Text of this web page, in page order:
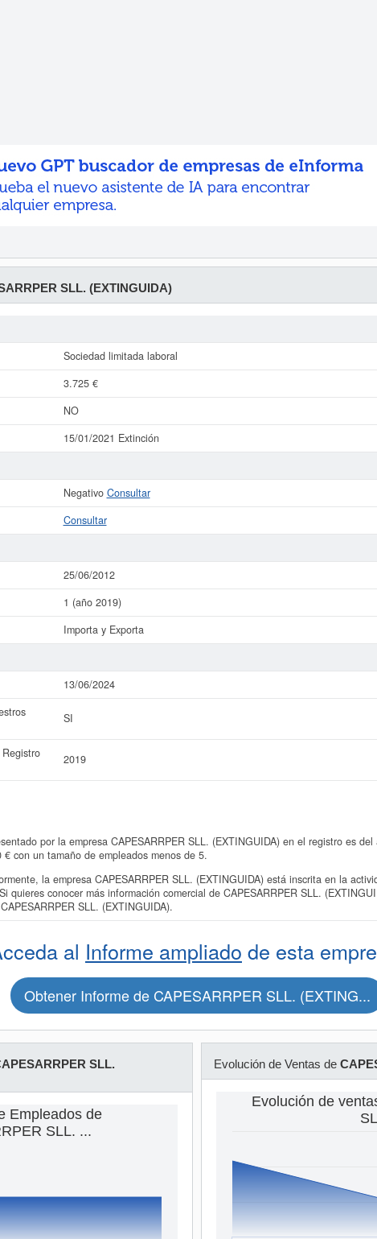
SLL. (EXTINGUIDA)
Sociedad limitada laboral
3.725 €
NO
15/01/2021 Extinción
Negativo Consultar
Consultar
25/06/2012
1 (año 2019)
Importa y Exporta
13/06/2024
SI
2019
por la empresa CAPESARRPER SLL. (EXTINGUIDA) en el registro es
con un tamaño de empleados menos de 5.
la empresa CAPESARRPER SLL. (EXTINGUIDA) está inscrita en la
quieres conocer más información comercial de CAPESARRPER SLL.
SLL. (EXTINGUIDA).
al Informe ampliado de esta
Obtener Informe de CAPESARRPER SLL. (EXTING...
SLL.
Empleados de
SLL. ...
Evolución de Ventas de
Evolución de